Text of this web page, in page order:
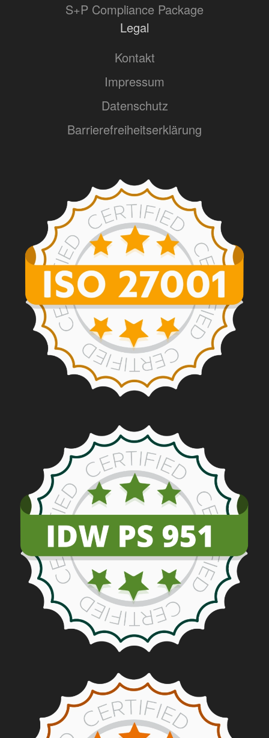
S+P Compliance Package
Legal
Kontakt
Impressum
Datenschutz
Barrierefreiheitserklärung